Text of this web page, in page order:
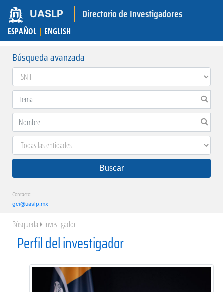
UASLP Directorio de Investigadores
ESPAÑOL | ENGLISH
Búsqueda avanzada
Buscar
Contacto:
gci@uaslp.mx
Búsqueda Investigador
Perfil del investigador